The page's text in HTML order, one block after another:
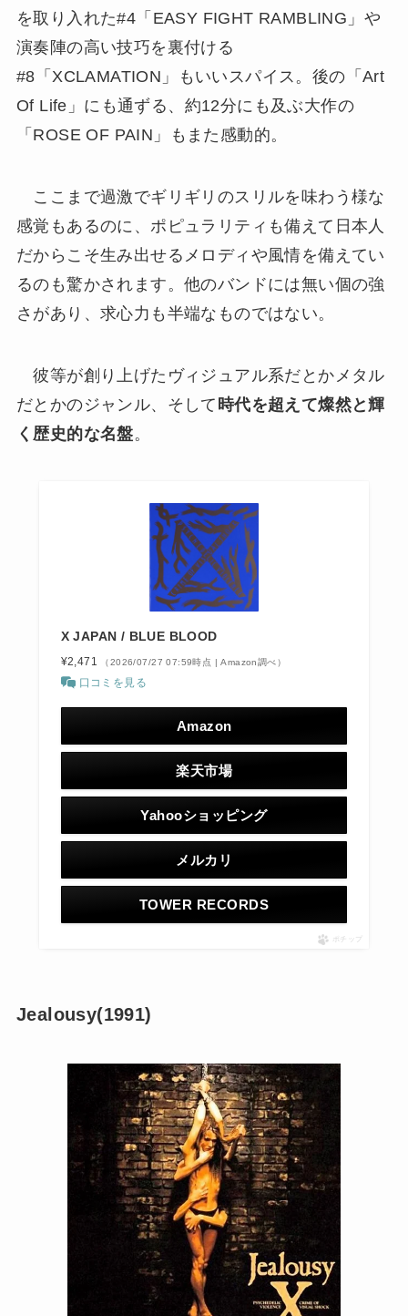
を取り入れた#4「EASY FIGHT RAMBLING」や
演奏陣の高い技巧を裏付ける
#8「XCLAMATION」もいいスパイス。後の「Art
Of Life」にも通ずる、約12分にも及ぶ大作の
「ROSE OF PAIN」もまた感動的。
ここまで過激でギリギリのスリルを味わう様な
感覚もあるのに、ポピュラリティも備えて日本人
だからこそ生み出せるメロディや風情を備えてい
るのも驚かされます。他のバンドには無い個の強
さがあり、求心力も半端なものではない。
彼等が創り上げたヴィジュアル系だとかメタル
だとかのジャンル、そして 時代を超えて燦然と輝
く歴史的な名盤。
X JAPAN / BLUE BLOOD
¥2,471 （2026/07/27 07:59時点 | Amazon調べ）
口コミを見る
Amazon
楽天市場
Yahooショッピング
メルカリ
TOWER RECORDS
ポチップ
Jealousy(1991)